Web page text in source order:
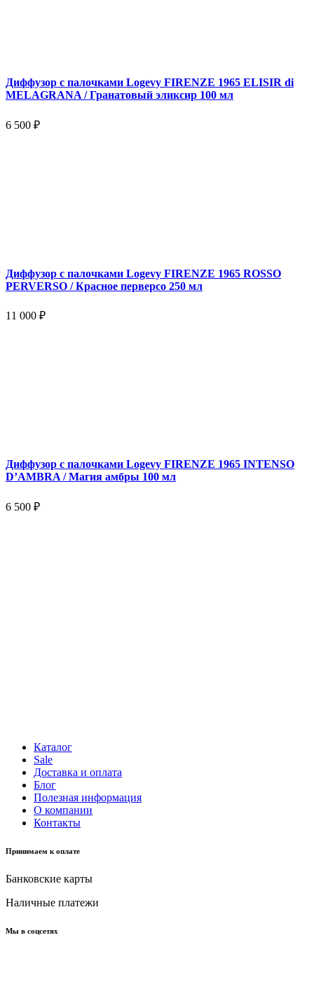
Диффузор с палочками Logevy FIRENZE 1965 ELISIR di
MELAGRANA / Гранатовый эликсир 100 мл
6 500 ₽
Диффузор с палочками Logevy FIRENZE 1965 ROSSO
PERVERSO / Красное перверсо 250 мл
11 000 ₽
Диффузор с палочками Logevy FIRENZE 1965 INTENSO
D’AMBRA / Магия амбры 100 мл
6 500 ₽
Каталог
Sale
Доставка и оплата
Блог
Полезная информация
О компании
Контакты
Принимаем к оплате
Банковские карты
Наличные платежи
Мы в соцсетях